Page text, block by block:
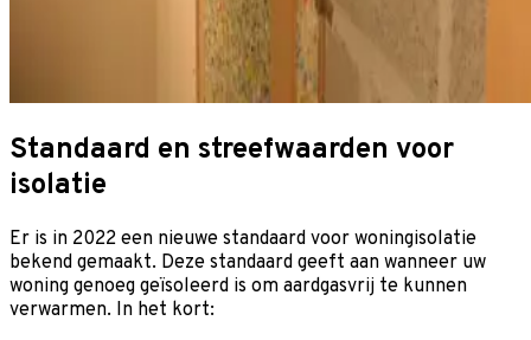
Standaard en streefwaarden voor
isolatie
Er is in 2022 een nieuwe standaard voor woningisolatie
bekend gemaakt. Deze standaard geeft aan wanneer uw
woning genoeg geïsoleerd is om aardgasvrij te kunnen
verwarmen. In het kort: